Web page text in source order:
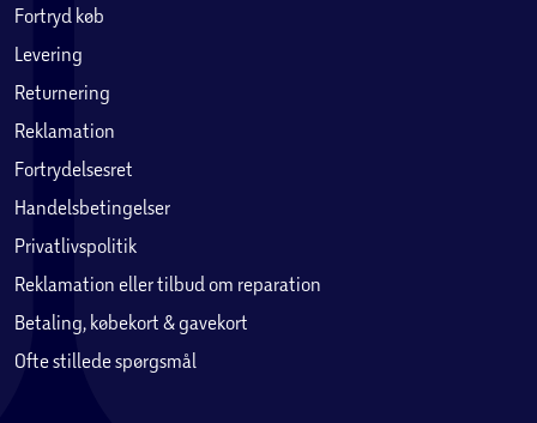
Fortryd køb
Levering
Returnering
Reklamation
Fortrydelsesret
Handelsbetingelser
Privatlivspolitik
Reklamation eller tilbud om reparation
Betaling, købekort & gavekort
Ofte stillede spørgsmål